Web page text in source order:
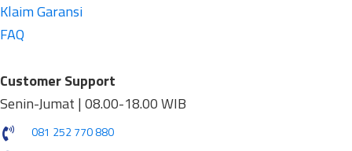
Klaim Garansi
FAQ
Customer Support
Senin-Jumat | 08.00-18.00 WIB
081 252 770 880